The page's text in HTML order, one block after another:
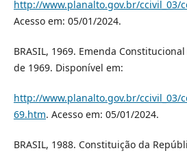
http://www.planalto.gov.br/ccivil_03/
Acesso em: 05/01/2024.
BRASIL, 1969. Emenda
de 1969. Disponível em:
http://www.planalto.gov.br/ccivil_03/
69.htm. Acesso em: 05/01/2024.
BRASIL, 1988. Constituição da